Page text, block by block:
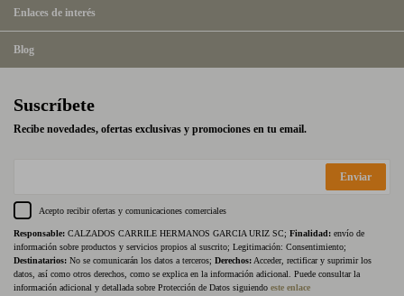
Enlaces de interés
Blog
Suscríbete
Recibe novedades, ofertas exclusivas y promociones en tu email.
Enviar
Acepto recibir ofertas y comunicaciones comerciales
Responsable: CALZADOS CARRILE HERMANOS GARCIA URIZ SC; Finalidad: envío de
información sobre productos y servicios propios al suscrito; Legitimación: Consentimiento;
Destinatarios: No se comunicarán los datos a terceros; Derechos: Acceder, rectificar y suprimir los
datos, así como otros derechos, como se explica en la información adicional. Puede consultar la
información adicional y detallada sobre Protección de Datos siguiendo este enlace